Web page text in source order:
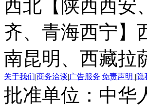
西北【陕西西安
齐、青海西宁】
南昆明、西藏拉
关于我们|商务洽谈|广告服务|免责声明 |隐
批准单位：中华